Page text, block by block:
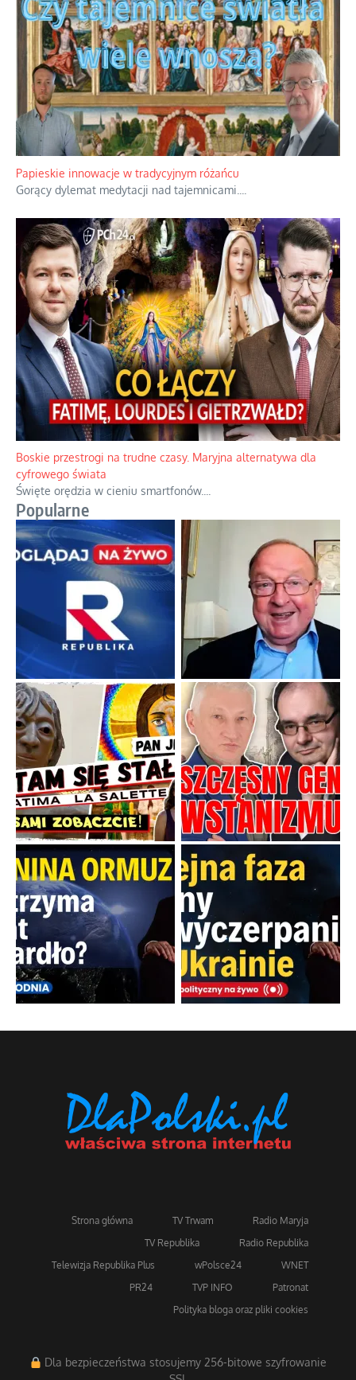
Papieskie innowacje w tradycyjnym różańcu
Gorący dylemat medytacji nad tajemnicami.
Boskie przestrogi na trudne czasy. Maryjna alternatywa dla
cyfrowego świata
Święte orędzia w cieniu smartfonów.
Popularne
Strona główna TV Trwam
Radio Maryja
TV Republika
Radio Republika
Telewizja Republika Plus
wPolsce24
WNET
PR24
TVP INFO
Patronat
Polityka bloga oraz pliki cookies
Dla bezpieczeństwa stosujemy 256-bitowe szyfrowanie